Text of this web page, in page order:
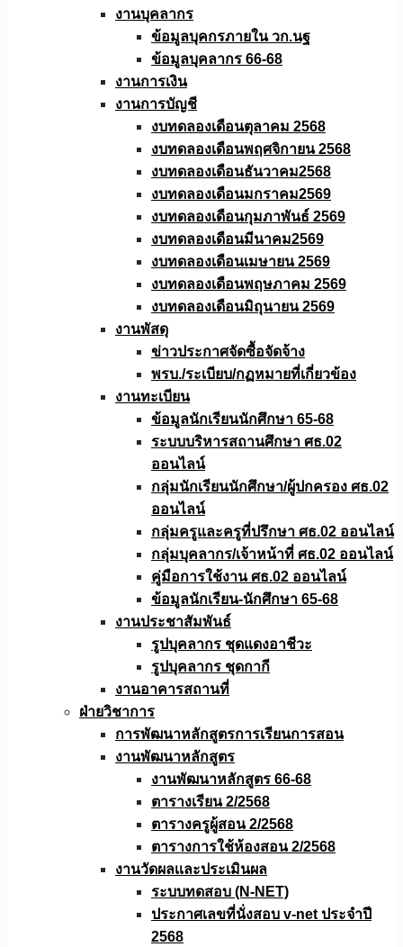
งานบุคลากร
ข้อมูลบุคกรภายใน วก.นฐ
ข้อมูลบุคลากร 66-68
งานการเงิน
งานการบัญชี
งบทดลองเดือนตุลาคม 2568
งบทดลองเดือนพฤศจิกายน 2568
งบทดลองเดือนธันวาคม2568
งบทดลองเดือนมกราคม2569
งบทดลองเดือนกุมภาพันธ์ 2569
งบทดลองเดือนมีนาคม2569
งบทดลองเดือนเมษายน 2569
งบทดลองเดือนพฤษภาคม 2569
งบทดลองเดือนมิถุนายน 2569
งานพัสดุ
ข่าวประกาศจัดซื้อจัดจ้าง
พรบ./ระเบียบ/กฏหมายที่เกี่ยวข้อง
งานทะเบียน
ข้อมูลนักเรียนนักศึกษา 65-68
ระบบบริหารสถานศึกษา ศธ.02
ออนไลน์
กลุ่มนักเรียนนักศึกษา/ผู้ปกครอง ศธ.02
ออนไลน์
กลุ่มครูและครูที่ปรึกษา ศธ.02 ออนไลน์
กลุ่มบุคลากร/เจ้าหน้าที่ ศธ.02 ออนไลน์
คู่มือการใช้งาน ศธ.02 ออนไลน์
ข้อมูลนักเรียน-นักศึกษา 65-68
งานประชาสัมพันธ์
รูปบุคลากร ชุดแดงอาชีวะ
รูปบุคลากร ชุดกากี
งานอาคารสถานที่
ฝ่ายวิชาการ
การพัฒนาหลักสูตรการเรียนการสอน
งานพัฒนาหลักสูตร
งานพัฒนาหลักสูตร 66-68
ตารางเรียน 2/2568
ตารางครูผู้สอน 2/2568
ตารางการใช้ห้องสอน 2/2568
งานวัดผลเเละประเมินผล
ระบบทดสอบ (N-NET)
ประกาศเลขที่นั่งสอบ v-net ประจำปี
2568